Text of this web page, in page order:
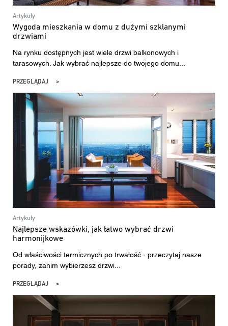
Artykuły
Wygoda mieszkania w domu z dużymi szklanymi
drzwiami
Na rynku dostępnych jest wiele drzwi balkonowych i
tarasowych. Jak wybrać najlepsze do twojego domu...
PRZEGLĄDAJ
Artykuły
Najlepsze wskazówki, jak łatwo wybrać drzwi
harmonijkowe
Od właściwości termicznych po trwałość - przeczytaj nasze
porady, zanim wybierzesz drzwi...
PRZEGLĄDAJ